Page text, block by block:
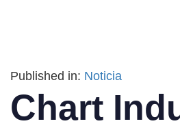
Published in: Noticia
Chart